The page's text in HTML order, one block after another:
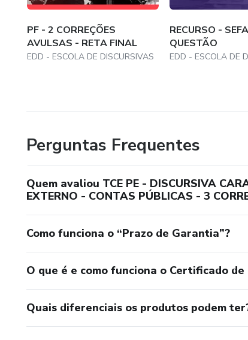
PF - 2 CORREÇÕES
AVULSAS - RETA FINAL
EDD - ESCOLA DE DISCURSIVAS
RECURSO -
QUESTÃO
EDD - ESCOLA DE
Perguntas Frequentes
Quem avaliou TCE PE - DISCURSIVA
EXTERNO - CONTAS PÚBLICAS - 3
Como funciona o “Prazo de Garantia”?
O que é e como funciona o Certificado
Quais diferenciais os produtos podem